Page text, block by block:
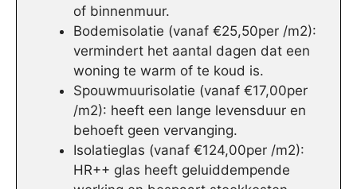
of binnenmuur.
Bodemisolatie (vanaf €25,50per /m2):
vermindert het aantal dagen dat een
woning te warm of te koud is.
Spouwmuurisolatie (vanaf €17,00per
/m2): heeft een lange levensduur en
behoeft geen vervanging.
Isolatieglas (vanaf €124,00per /m2):
HR++ glas heeft geluiddempende